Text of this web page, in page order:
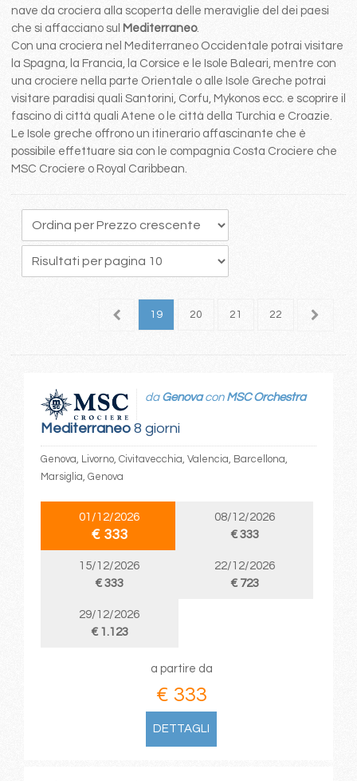
nave da crociera alla scoperta delle meraviglie del dei paesi
che si affacciano sul Mediterraneo.
Con una crociera nel Mediterraneo Occidentale potrai visitare
la Spagna, la Francia, la Corsice e le Isole Baleari, mentre con
una crociere nella parte Orientale o alle Isole Greche potrai
visitare paradisi quali Santorini, Corfu, Mykonos ecc. e scoprire il
fascino di città quali Atene o le città della Turchia e Croazie.
Le Isole greche offrono un itinerario affascinante che è
possibile effettuare sia con le compagnia Costa Crociere che
MSC Crociere o Royal Caribbean.
18 19 20 21 22 23
Mediterraneo8 giorni
da Genovacon MSC Orchestra
Genova, Livorno, Civitavecchia, Valencia, Barcellona,
Marsiglia, Genova
01/12/2026
€ 333
08/12/2026
€ 333
15/12/2026
€ 333
22/12/2026
€ 723
29/12/2026
€ 1.123
a partire da
€ 333
DETTAGLI